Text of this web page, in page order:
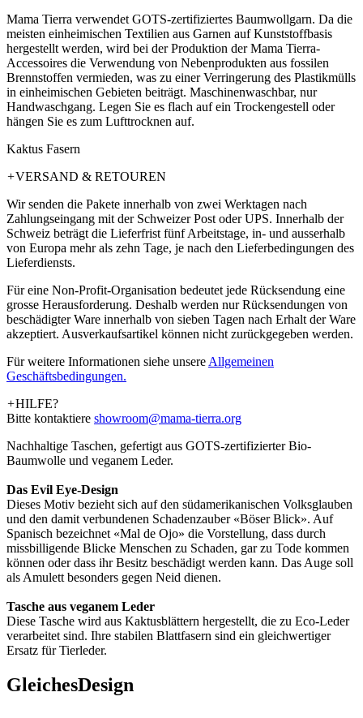
Mama Tierra verwendet GOTS-zertifiziertes Baumwollgarn. Da die
meisten einheimischen Textilien aus Garnen auf Kunststoffbasis
hergestellt werden, wird bei der Produktion der Mama Tierra-
Accessoires die Verwendung von Nebenprodukten aus fossilen
Brennstoffen vermieden, was zu einer Verringerung des Plastikmülls
in einheimischen Gebieten beiträgt. Maschinenwaschbar, nur
Handwaschgang. Legen Sie es flach auf ein Trockengestell oder
hängen Sie es zum Lufttrocknen auf.
Kaktus Fasern
+VERSAND & RETOUREN
Wir senden die Pakete innerhalb von zwei Werktagen nach
Zahlungseingang mit der Schweizer Post oder UPS. Innerhalb der
Schweiz beträgt die Lieferfrist fünf Arbeitstage, in- und ausserhalb
von Europa mehr als zehn Tage, je nach den Lieferbedingungen des
Lieferdiensts.
Für eine Non-Profit-Organisation bedeutet jede Rücksendung eine
grosse Herausforderung. Deshalb werden nur Rücksendungen von
beschädigter Ware innerhalb von sieben Tagen nach Erhalt der Ware
akzeptiert. Ausverkaufsartikel können nicht zurückgegeben werden.
Für weitere Informationen siehe unsere ­Allgemeinen
Geschäftsbedingungen.
+HILFE?
Bitte kontaktiere showroom@mama-tierra.org
Nachhaltige Taschen, gefertigt aus GOTS-zertifizierter Bio-
Baumwolle und veganem Leder.
Das Evil Eye-Design
Dieses Motiv bezieht sich auf den südamerikanischen Volksglauben
und den damit verbundenen Schadenzauber «Böser Blick». Auf
Spanisch bezeichnet «Mal de Ojo» die Vorstellung, dass durch
missbilligende Blicke Menschen zu Schaden, gar zu Tode kommen
können oder dass ihr Besitz beschädigt werden kann. Das Auge soll
als Amulett besonders gegen Neid dienen.
Tasche aus veganem Leder
Diese Tasche wird aus Kaktusblättern hergestellt, die zu Eco-Leder
verarbeitet sind. Ihre stabilen Blattfasern sind ein gleichwertiger
Ersatz für Tierleder.
GleichesDesign